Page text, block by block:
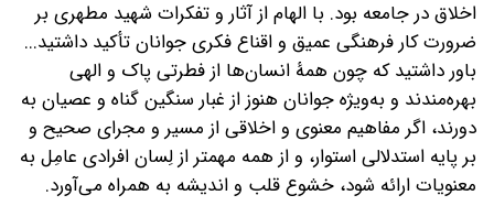
اخلاق در جامعه بود. با الهام از آثار و تفکرات شهید مطهری بر
ضرورت کار فرهنگی عمیق و اقناع فکری جوانان تأکید داشتید...
باور داشتید که چون همۀ انسان‌ها از فطرتی پاک و الهی
بهره‌مندند و به‌ویژه جوانان هنوز از غبار سنگین گناه و عصیان به
دورند، اگر مفاهیم معنوی و اخلاقی از مسیر و مجرای صحیح و
بر پایه استدلالی استوار، و از همه مهمتر از لِسان افرادی عامِل به
معنویات ارائه شود، خشوع قلب و اندیشه به همراه می‌آورد.